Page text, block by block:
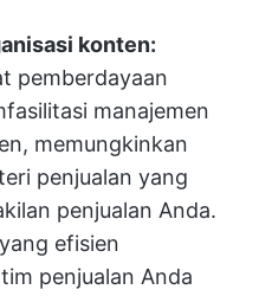
konten:
pemberdayaan
manajemen
memungkinkan
penjualan yang
penjualan Anda.
efisien
penjualan Anda